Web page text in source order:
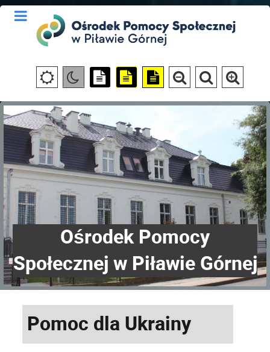
Ośrodek Pomocy
Społecznej w Piławie Górnej
Pomoc dla Ukrainy